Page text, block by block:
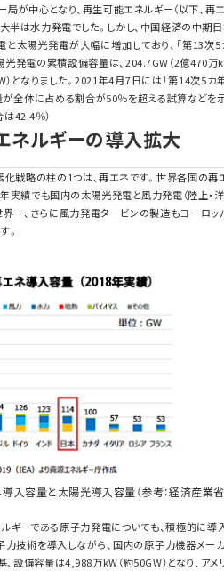
局が中心となり、再生可能エネルギー（以下、
半は水力発電でした。しかし、中国経済の中期
太陽光発電が大幅に増加しており、「第13次
発電の累積設備容量は、204.7GW（2億470万
）となりました。2021年4月7日には「第14次5
全体に占める割合が50％を超える試算などを
42.4％）
ネルギーの導入拡大
戦略の柱の1つは、再エネです。世界各国の
実績でも国内の太陽光発電と風力発電（陸上・
一、さらに風力発電タービンの製造もヨーロ
。
入容量と太陽光導入容量（参考：経済産業
ギーである原子力発電についても、積極的に導
技術を導入しながら、国内の原子力機器メー
設備容量は4,988万kW（約50GW）となり、ア